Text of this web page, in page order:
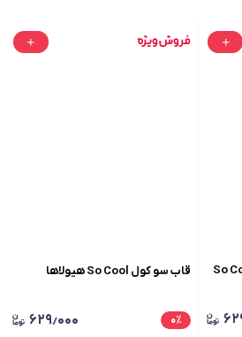
قاب سو کول So Cool هیولاها
۰٪ ۶۲۹٫۰۰۰